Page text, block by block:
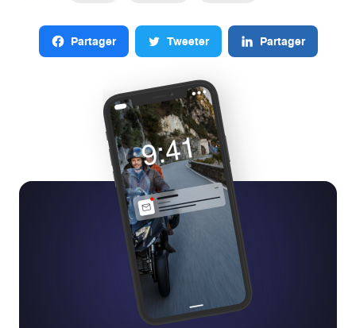
Partager Tweeter Partager